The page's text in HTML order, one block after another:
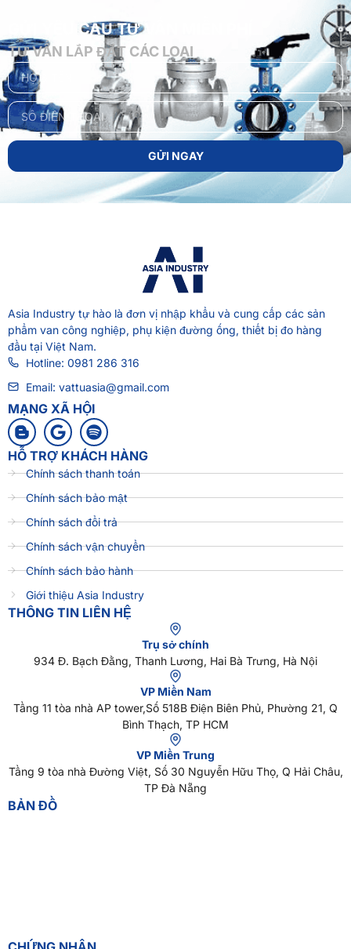
GỬI YÊU CẦU TƯ VẤN MIỄN PHÍ
TƯ VẤN LẮP ĐẶT CÁC LOẠI
GỬI NGAY
Asia Industry tự hào là đơn vị nhập khẩu và cung cấp các sản
phẩm van công nghiệp, phụ kiện đường ống, thiết bị đo hàng
đầu tại Việt Nam.
Hotline: 0981 286 316
Email: vattuasia@gmail.com
MẠNG XÃ HỘI
HỖ TRỢ KHÁCH HÀNG
Chính sách thanh toán
Chính sách bảo mật
Chính sách đổi trả
Chính sách vận chuyển
Chính sách bảo hành
Giới thiệu Asia Industry
THÔNG TIN LIÊN HỆ
Trụ sở chính
934 Đ. Bạch Đằng, Thanh Lương, Hai Bà Trưng, Hà Nội
VP Miền Nam
Tầng 11 tòa nhà AP tower,Số 518B Điện Biên Phủ, Phường 21, Q
Bình Thạch, TP HCM
VP Miền Trung
Tầng 9 tòa nhà Đường Việt, Số 30 Nguyễn Hữu Thọ, Q Hải Châu,
TP Đà Nẵng
BẢN ĐỒ